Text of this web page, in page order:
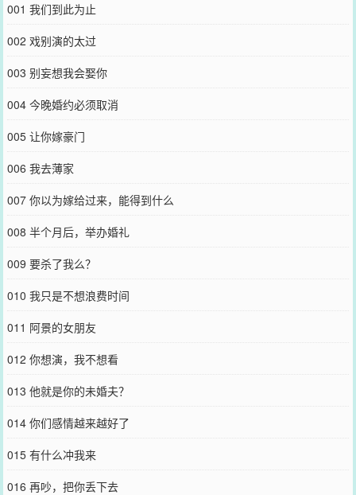
001 我们到此为止
002 戏别演的太过
003 别妄想我会娶你
004 今晚婚约必须取消
005 让你嫁豪门
006 我去薄家
007 你以为嫁给过来，能得到什么
008 半个月后，举办婚礼
009 要杀了我么？
010 我只是不想浪费时间
011 阿景的女朋友
012 你想演，我不想看
013 他就是你的未婚夫？
014 你们感情越来越好了
015 有什么冲我来
016 再吵，把你丢下去